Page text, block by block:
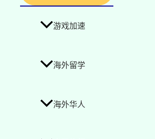
游戏加速
海外留学
海外华人